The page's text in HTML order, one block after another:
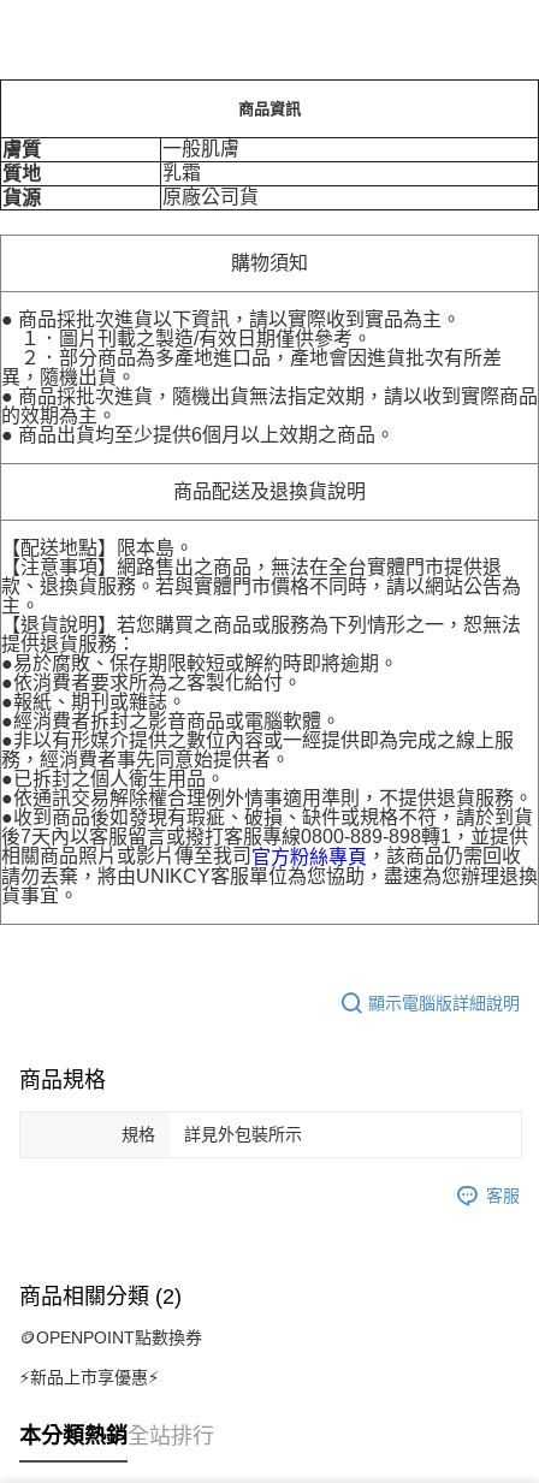
商品資訊
膚質
一般肌膚
質地
乳霜
貨源
原廠公司貨
購物須知
● 商品採批次進貨以下資訊，請以實際收到實品為主。
１．圖片刊載之製造/有效日期僅供參考。
２．部分商品為多產地進口品，產地會因進貨批次有所差
異，隨機出貨。
● 商品採批次進貨，隨機出貨無法指定效期，請以收到實際商品
的效期為主。
● 商品出貨均至少提供6個月以上效期之商品。
商品配送及退換貨說明
【配送地點】限本島。
【注意事項】網路售出之商品，無法在全台實體門市提供退
款、退換貨服務。若與實體門市價格不同時，請以網站公告為
主。
【退貨說明】若您購買之商品或服務為下列情形之一，恕無法
提供退貨服務：
●易於腐敗、保存期限較短或解約時即將逾期。
●依消費者要求所為之客製化給付。
●報紙、期刊或雜誌。
●經消費者拆封之影音商品或電腦軟體。
●非以有形媒介提供之數位內容或一經提供即為完成之線上服
務，經消費者事先同意始提供者。
●已拆封之個人衛生用品。
●依通訊交易解除權合理例外情事適用準則，不提供退貨服務。
●收到商品後如發現有瑕疵、破損、缺件或規格不符，請於到貨
後7天內以客服留言或撥打客服專線0800-889-898轉1，並提供
相關商品照片或影片傳至我司 官方粉絲專頁 ，該商品仍需回收
請勿丟棄，將由UNIKCY客服單位為您協助，盡速為您辦理退換
貨事宜。
顯示電腦版詳細說明
商品規格
規格 詳見外包裝所示
客服
商品相關分類 (2)
🪙OPENPOINT點數換券
⚡新品上市享優惠⚡
本分類熱銷全站排行